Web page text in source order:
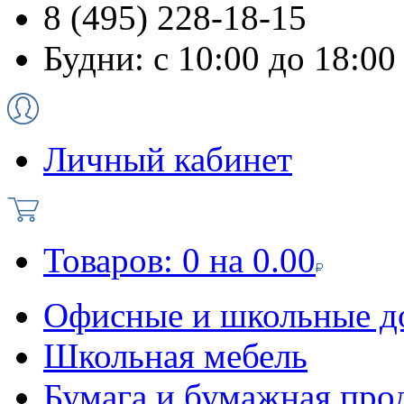
8 (495) 228-18-15
Будни: с 10:00 до 18:00
Личный кабинет
Товаров: 0 на 0.00
Офисные и школьные
Школьная мебель